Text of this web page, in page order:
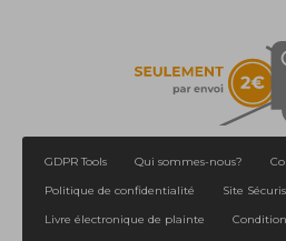
GDPR Tools Qui sommes-nous?
Politique de confidentialité
Site
Livre électronique de plainte